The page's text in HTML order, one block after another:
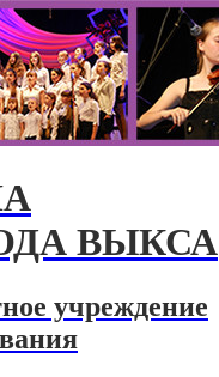
ВЫКСА
учреждение